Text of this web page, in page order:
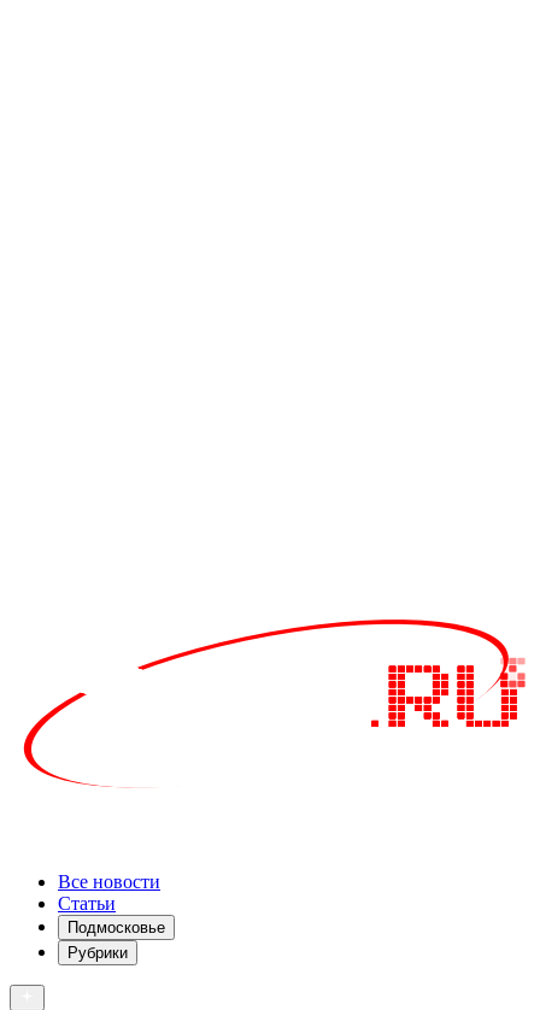
Все новости
Статьи
Подмосковье
Рубрики